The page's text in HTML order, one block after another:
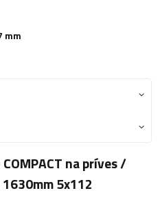
mm
na príves /
5x112